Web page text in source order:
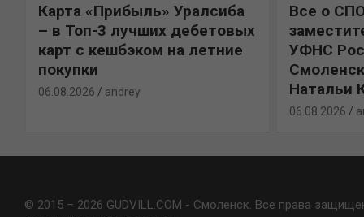
Карта «Прибыль» Уралсиба
– в Топ-3 лучших дебетовых
карт с кешбэком на летние
покупки
06.08.2026 andrey
Все о
УФНС
Натальи
06.08.2026
© 2015 – 2026 GUDVILL.COM - Смоленск. Все права